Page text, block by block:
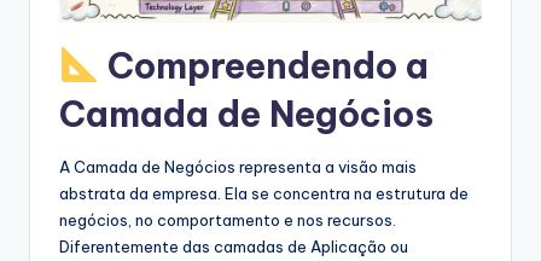
w
Compreendendo a
Camada de Negócios
A Camada de Negócios representa a visão mais
abstrata da empresa. Ela se concentra na estrutura de
negócios, no comportamento e nos recursos.
Diferentemente das camadas de Aplicação ou